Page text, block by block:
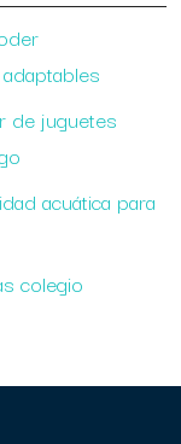
de juguetes
acuática para
colegio